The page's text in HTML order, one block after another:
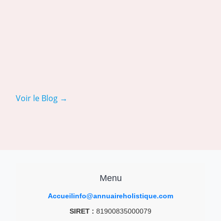
Voir le Blog →
Menu
Accueilinfo@annuaireholistique.com
SIRET : 81900835000079